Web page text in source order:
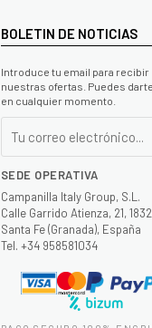
BOLETIN DE NOTICIAS
Introduce tu email para recibir
nuestras ofertas. Puedes
en cualquier momento.
SEDE OPERATIVA
Campanilla Italy Group, S.L.
Calle Garrido Atienza, 21,
Santa Fe (Granada), España
Tel. +34 958581034